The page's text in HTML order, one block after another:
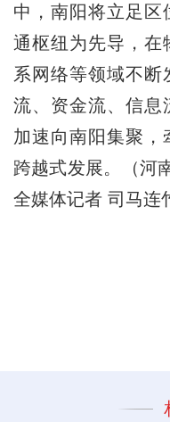
中，南阳将立足区
通枢纽为先导，在
系网络等领域不断
流、资金流、信息
加速向南阳集聚，
跨越式发展。（河
全媒体记者 司马连